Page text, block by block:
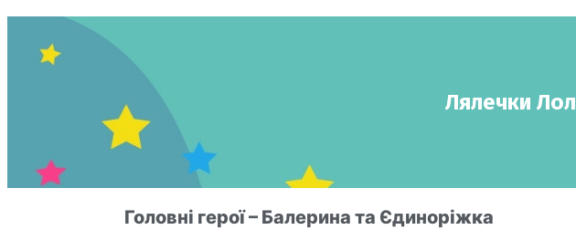
Лялечки Лол
Головні герої – Балерина та Єдиноріжка